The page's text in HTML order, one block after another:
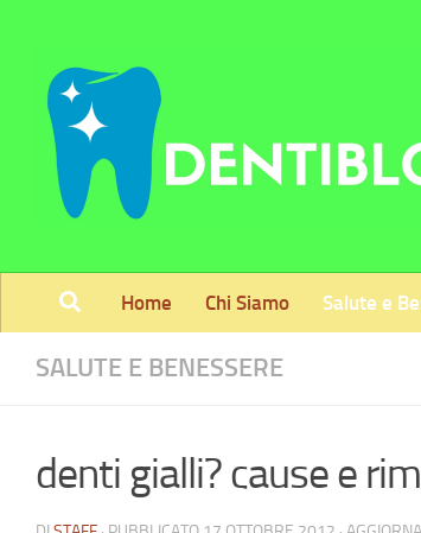
Home Chi Siamo Salute e
SALUTE E BENESSERE
denti gialli? cause e